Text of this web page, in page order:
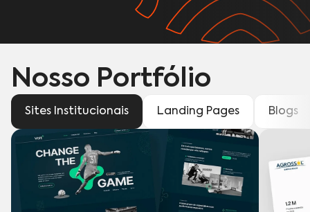
Nosso Portfólio
Sites Institucionais Landing Pages Blogs